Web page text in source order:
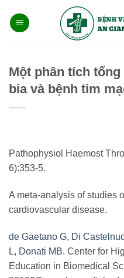
qua
Một phân tích
bia và bệnh tim
Pathophysiol Haemost
6):353-5.
A meta-analysis of studies
cardiovascular disease.
de Gaetano G, Di
L, Donati MB. Center for
Education in Biomedical